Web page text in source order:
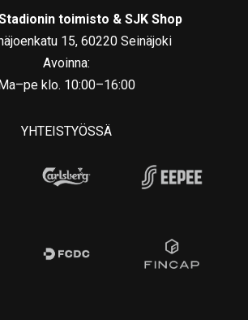
toimisto & SJK Shop
15, 60220 Seinäjoki
Avoinna:
Ma–pe klo. 10:00–16:00
YHTEISTYÖSSÄ